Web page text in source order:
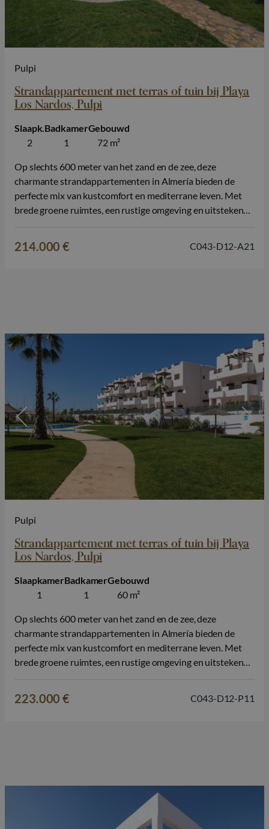
Pulpi
Strandappartement met terras of tuin bij Playa
Los Nardos, Pulpi
2
Slaapk.
1
Badkamer
72 m²
Gebouwd
Op slechts 600 meter van het zand en de zee, deze
charmante strandappartementen in Almería bieden de
perfecte mix van kustcomfort en mediterrane leven. Met
brede groene ruimtes, een rustige omgeving en uitstekende
214.000 € C043-D12-A21
Pulpi
Strandappartement met terras of tuin bij Playa
Los Nardos, Pulpi
1
Slaapkamer
1
Badkamer
60 m²
Gebouwd
Op slechts 600 meter van het zand en de zee, deze
charmante strandappartementen in Almería bieden de
perfecte mix van kustcomfort en mediterrane leven. Met
brede groene ruimtes, een rustige omgeving en uitstekende
223.000 € C043-D12-P11